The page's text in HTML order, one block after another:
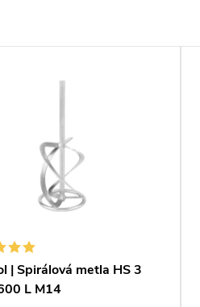
| Spirálová metla HS 3
L M14